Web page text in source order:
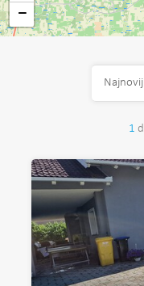
−
1
Najnoviji